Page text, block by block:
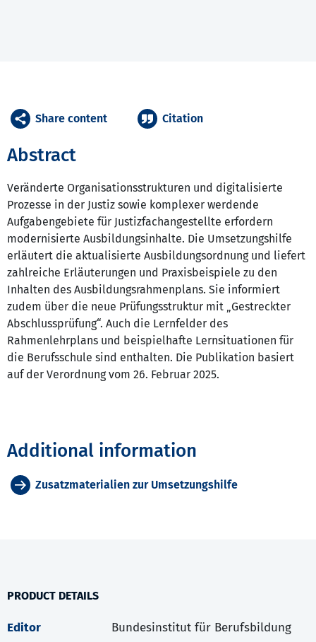
Abstract
Veränderte Organisationsstrukturen und digitalisierte
Prozesse in der Justiz sowie komplexer werdende
Aufgabengebiete für Justizfachangestellte erfordern
modernisierte Ausbildungsinhalte. Die Umsetzungshilfe
erläutert die aktualisierte Ausbildungsordnung und liefert
zahlreiche Erläuterungen und Praxisbeispiele zu den
Inhalten des Ausbildungsrahmenplans. Sie informiert
zudem über die neue Prüfungsstruktur mit „Gestreckter
Abschlussprüfung“. Auch die Lernfelder des
Rahmenlehrplans und beispielhafte Lernsituationen für
die Berufsschule sind enthalten. Die Publikation basiert
auf der Verordnung vom 26. Februar 2025.
Share content Citation
Additional information
Zusatzmaterialien zur Umsetzungshilfe
PRODUCT DETAILS
Editor
Bundesinstitut für Berufsbildung